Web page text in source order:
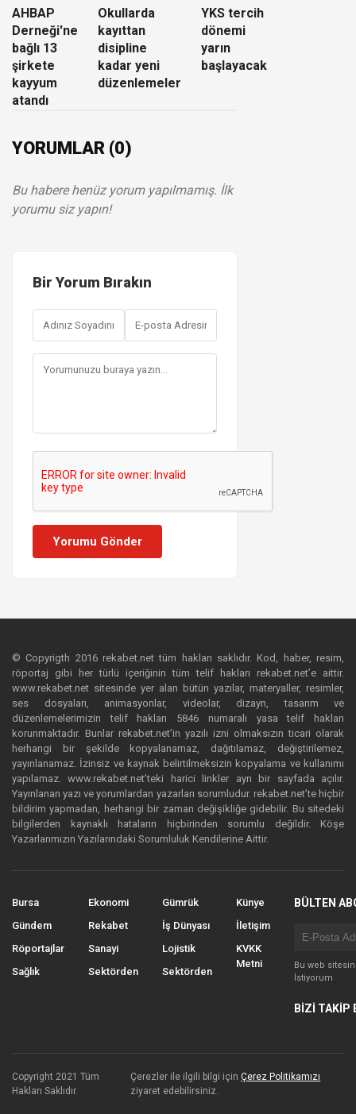
AHBAP
Derneği'ne
bağlı 13
şirkete
kayyum
atandı
Okullarda
kayıttan
disipline
kadar yeni
düzenlemeler
YKS tercih
dönemi
yarın
başlayacak
YORUMLAR (0)
Bu habere henüz yorum yapılmamış. İlk
yorumu siz yapın!
Bir Yorum Bırakın
Yorumu Gönder
© Copyrigth 2016 rekabet.net tüm hakları saklıdır. Kod, haber, resim,
röportaj gibi her türlü içeriğinin tüm telif hakları rekabet.net’e aittir.
www.rekabet.net sitesinde yer alan bütün yazılar, materyaller, resimler,
ses dosyaları, animasyonlar, videolar, dizayn, tasarım ve
düzenlemelerimizin telif hakları 5846 numaralı yasa telif hakları
korunmaktadır. Bunlar rekabet.net’in yazılı izni olmaksızın ticari olarak
herhangi bir şekilde kopyalanamaz, dağıtılamaz, değiştirilemez,
yayınlanamaz. İzinsiz ve kaynak belirtilmeksizin kopyalama ve kullanımı
yapılamaz. www.rekabet.net’teki harici linkler ayrı bir sayfada açılır.
Yayınlanan yazı ve yorumlardan yazarları sorumludur. rekabet.net’te hiçbir
bildirim yapmadan, herhangi bir zaman değişikliğe gidebilir. Bu sitedeki
bilgilerden kaynaklı hataların hiçbirinden sorumlu değildir. Köşe
Yazarlarımızın Yazılarındaki Sorumluluk Kendilerine Aittir.
Bursa
Gündem
Röportajlar
Sağlık
Ekonomi
Rekabet
Sanayi
Sektörden
Gümrük
İş Dünyası
Lojistik
Sektörden
Künye
İletişim
KVKK
Metni
BÜLTEN
Bu web
İstiyorum
BİZİ TAKİP
Copyright 2021 Tüm
Hakları Saklıdır.
Çerezler ile ilgili bilgi içinÇerez Politikamızı
ziyaret edebilirsiniz.